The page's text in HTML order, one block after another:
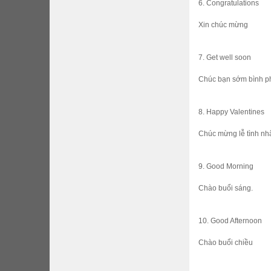
6. Congratulations
Xin chúc mừng
7. Get well soon
Chúc bạn sớm bình
8. Happy Valentines
Chúc mừng lễ tình
9. Good Morning
Chào buổi sáng.
10. Good Afternoon
Chào buổi chiều